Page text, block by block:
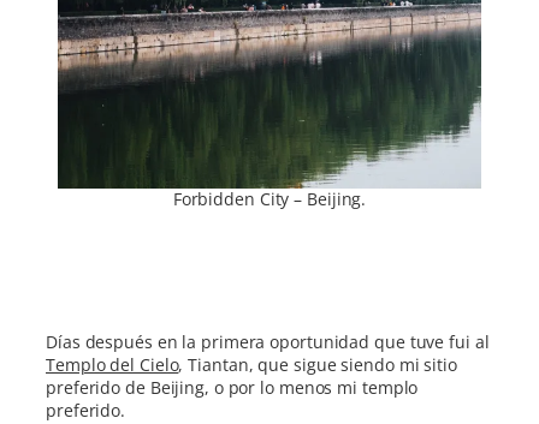
Forbidden City – Beijing.
Días después en la primera oportunidad que tuve fui al
Templo del Cielo, Tiantan, que sigue siendo mi sitio
preferido de Beijing, o por lo menos mi templo
preferido.